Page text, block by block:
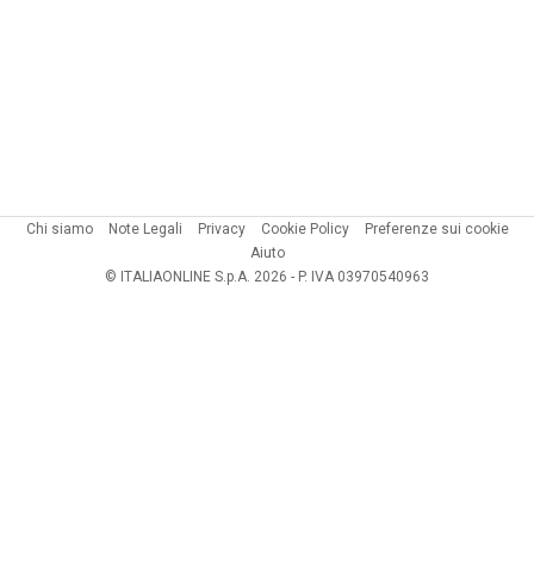
Chi siamo Note Legali Privacy Cookie Policy
Preferenze sui cookie
Aiuto
© ITALIAONLINE S.p.A. 2026 - P. IVA 03970540963